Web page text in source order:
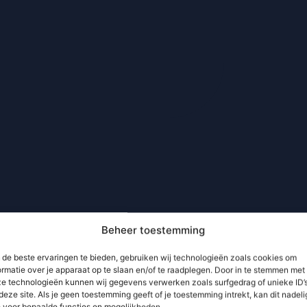
Beheer toestemming
de beste ervaringen te bieden, gebruiken wij technologieën zoals cookies om
over je apparaat op te slaan en/of te raadplegen. Door in te stemmen met
technologieën kunnen wij gegevens verwerken zoals surfgedrag of unieke
site. Als je geen toestemming geeft of je toestemming intrekt, kan dit